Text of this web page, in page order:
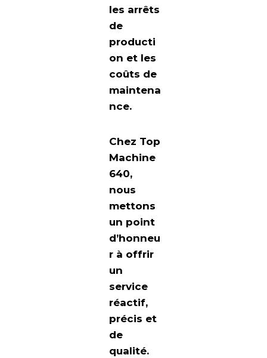
les arrêts
de
producti
on et les
coûts de
maintena
nce.
Chez Top
Machine
640,
nous
mettons
un point
d’honneu
r à offrir
un
service
réactif,
précis et
de
qualité.